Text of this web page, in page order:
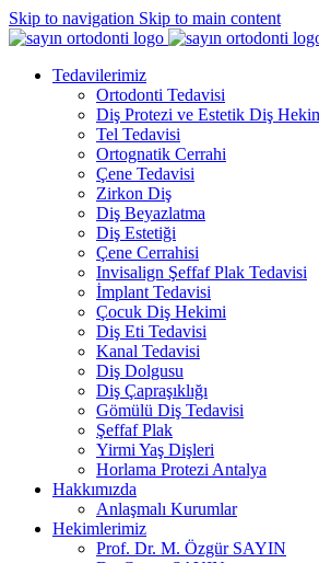
Skip to navigation Skip to main content
Tedavilerimiz
Ortodonti Tedavisi
Diş Protezi ve Estetik Diş
Tel Tedavisi
Ortognatik Cerrahi
Çene Tedavisi
Zirkon Diş
Diş Beyazlatma
Diş Estetiği
Çene Cerrahisi
Invisalign Şeffaf Plak Tedavisi
İmplant Tedavisi
Çocuk Diş Hekimi
Diş Eti Tedavisi
Kanal Tedavisi
Diş Dolgusu
Diş Çapraşıklığı
Gömülü Diş Tedavisi
Şeffaf Plak
Yirmi Yaş Dişleri
Horlama Protezi Antalya
Hakkımızda
Anlaşmalı Kurumlar
Hekimlerimiz
Prof. Dr. M. Özgür SAYIN